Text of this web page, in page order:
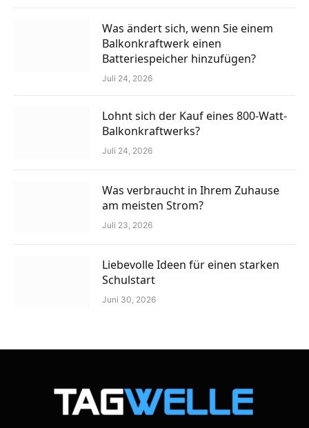
Was ändert sich, wenn Sie einem
Balkonkraftwerk einen
Batteriespeicher hinzufügen?
Juli 24, 2026
Lohnt sich der Kauf eines 800-Watt-
Balkonkraftwerks?
Juli 24, 2026
Was verbraucht in Ihrem Zuhause
am meisten Strom?
Juli 23, 2026
Liebevolle Ideen für einen starken
Schulstart
Juni 30, 2026